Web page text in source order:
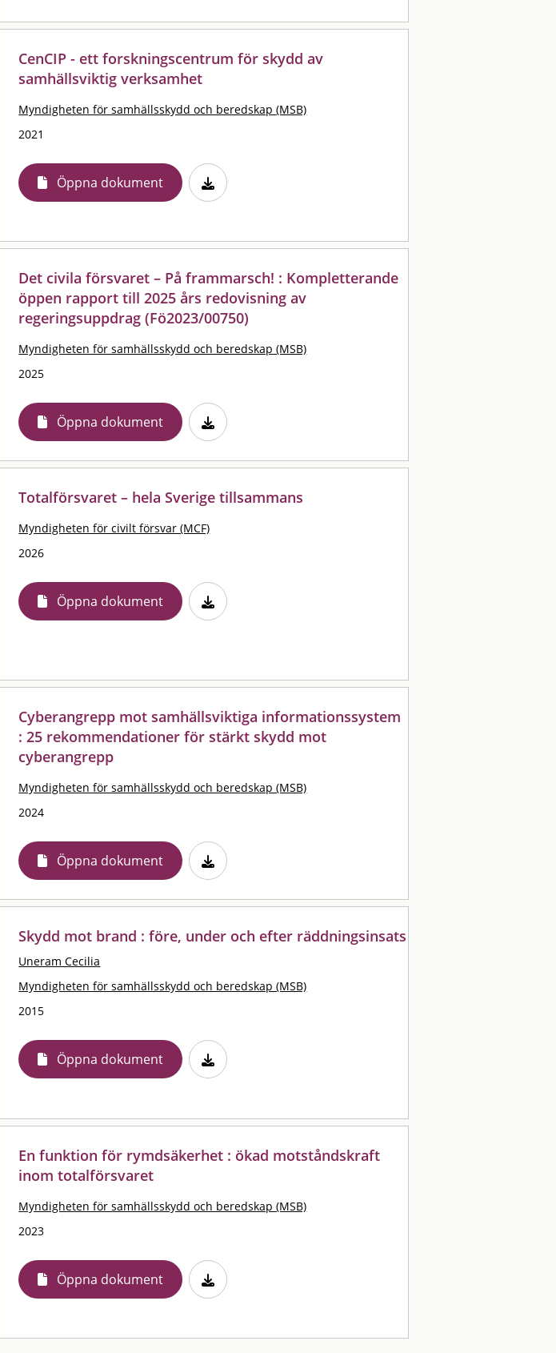
CenCIP - ett forskningscentrum för skydd av
samhällsviktig verksamhet
Myndigheten för samhällsskydd och beredskap (MSB)
2021
Öppna dokument
Det civila försvaret – På frammarsch! : Kompletterande
öppen rapport till 2025 års redovisning av
regeringsuppdrag (Fö2023/00750)
Myndigheten för samhällsskydd och beredskap (MSB)
2025
Öppna dokument
Totalförsvaret – hela Sverige tillsammans
Myndigheten för civilt försvar (MCF)
2026
Öppna dokument
Cyberangrepp mot samhällsviktiga informationssystem
: 25 rekommendationer för stärkt skydd mot
cyberangrepp
Myndigheten för samhällsskydd och beredskap (MSB)
2024
Öppna dokument
Skydd mot brand : före, under och efter räddningsinsats
Uneram Cecilia
Myndigheten för samhällsskydd och beredskap (MSB)
2015
Öppna dokument
En funktion för rymdsäkerhet : ökad motståndskraft
inom totalförsvaret
Myndigheten för samhällsskydd och beredskap (MSB)
2023
Öppna dokument